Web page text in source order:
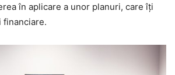
în aplicare a unor planuri, care îți
financiare.